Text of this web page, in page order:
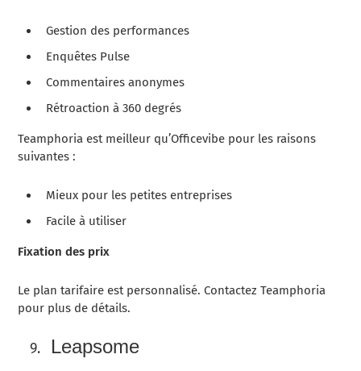
Gestion des performances
Enquêtes Pulse
Commentaires anonymes
Rétroaction à 360 degrés
Teamphoria est meilleur qu’Officevibe pour les raisons
suivantes :
Mieux pour les petites entreprises
Facile à utiliser
Fixation des prix
Le plan tarifaire est personnalisé. Contactez Teamphoria
pour plus de détails.
Leapsome